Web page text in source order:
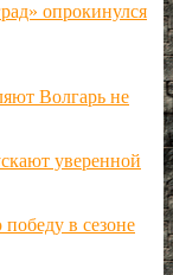
опрокинулся
Волгарь не
уверенной
в сезоне